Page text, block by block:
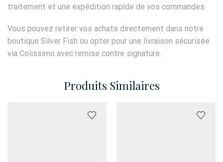
traitement et une expédition rapide de vos commandes.
Vous pouvez retirer vos achats directement dans notre
boutique Silver Fish ou opter pour une livraison sécurisée
via Colissimo avec remise contre signature.
Produits Similaires